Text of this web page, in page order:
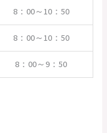
8：00～10：50
8：00～10：50
8：00～9：50